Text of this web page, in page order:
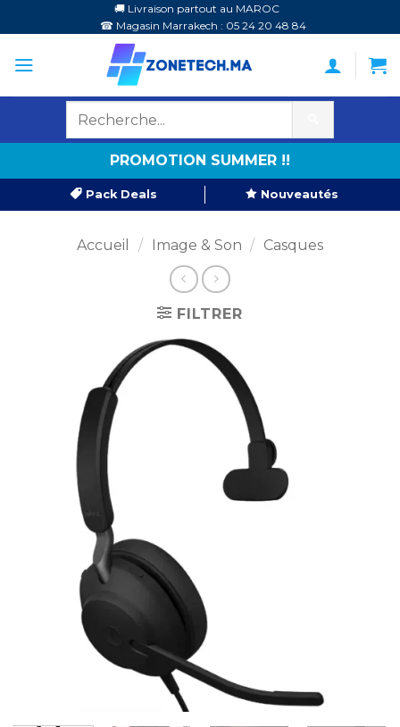
au
contenu
🚚 Livraison partout au MAROC
☎ Magasin Marrakech : 05 24 20 48 84
PROMOTION SUMMER !!
Pack Deals Nouveautés
Accueil / Image & Son / Casques
FILTRER